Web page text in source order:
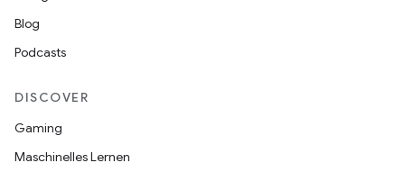
Blog
Podcasts
DISCOVER
Gaming
Maschinelles Lernen